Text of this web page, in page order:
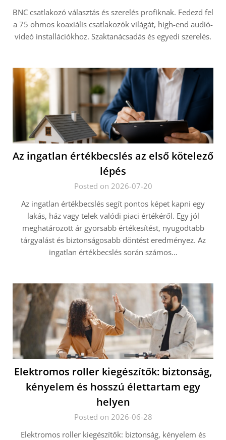
BNC csatlakozó választás és szerelés profiknak. Fedezd fel
a 75 ohmos koaxiális csatlakozók világát, high-end audió-
videó installációkhoz. Szaktanácsadás és egyedi szerelés.
Az ingatlan értékbecslés az első kötelező
lépés
Posted on 2026-07-20
Az ingatlan értékbecslés segít pontos képet kapni egy
lakás, ház vagy telek valódi piaci értékéről. Egy jól
meghatározott ár gyorsabb értékesítést, nyugodtabb
tárgyalást és biztonságosabb döntést eredményez. Az
ingatlan értékbecslés során számos…
Elektromos roller kiegészítők: biztonság,
kényelem és hosszú élettartam egy
helyen
Posted on 2026-06-28
Elektromos roller kiegészítők: biztonság, kényelem és